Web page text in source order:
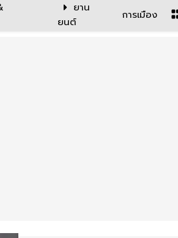
ยาน
ยนต์
การเมือง